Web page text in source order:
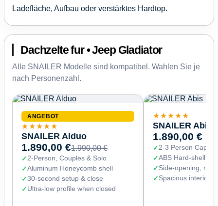
Ladefläche, Aufbau oder verstärktes Hardtop.
Dachzelte fur • Jeep Gladiator
Alle SNAILER Modelle sind kompatibel. Wahlen Sie je
nach Personenzahl.
ANGEBOT
★★★★★
SNAILER Alduo
1.890,00 €1.990,00 €
2-Person, Couples & Solo
Aluminum Honeycomb shell
30-second setup & close
Ultra-low profile when closed
★★★★★
SNAILER Abis
1.890,00 €
2-3 Person
ABS Hard-shell
Side-opening,
Spacious interior